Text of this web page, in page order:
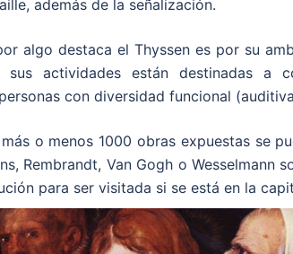
además de la señalización.
algo destaca el Thyssen es por su
actividades están destinadas a
con diversidad funcional
o menos 1000 obras expuestas se
Rembrandt, Van Gogh o Wesselmann
para ser visitada si se está en la